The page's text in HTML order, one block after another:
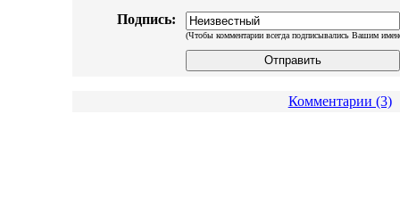
Подпись:
(Чтобы комментарии всегда подписывались Вашим
Комментарии (3)